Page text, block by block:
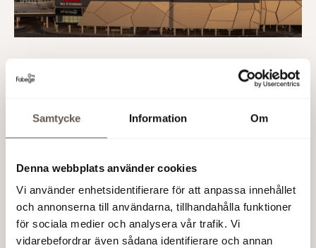
Samtycke Information Om
Denna webbplats använder cookies
Vi använder enhetsidentifierare för att anpassa innehållet
och annonserna till användarna, tillhandahålla funktioner
för sociala medier och analysera vår trafik. Vi
vidarebefordrar även sådana identifierare och annan
fastighet. Här får de ett kontor i bästa läge i
Arenastaden – en plats som ger både medarbetare
och utvecklas, säger Sofia Ranji, Uthyrningschef
projekt på Fabege.
– Med lokalkontor på över 70 orter runt om Sverige
och Norge jobbar vi på Granitor aktivt för att bygga